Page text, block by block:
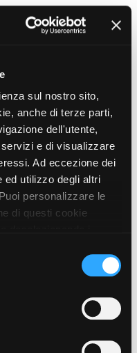
sul nostro sito,
anche di terze parti,
dell'utente,
e di visualizzare
Ad eccezione dei
ed utilizzo degli altri
personalizzare le
di questi cookie
tutti i cookie, cliccando
Cliccando sul tasto
navigazione. Per
dell’informativa